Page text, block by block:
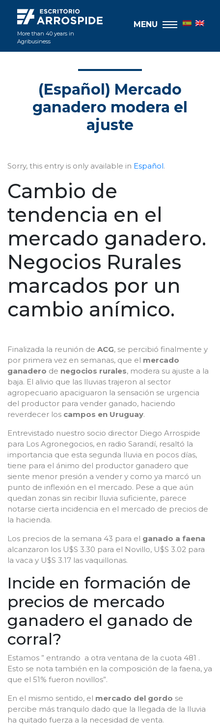
More than 40 years in
Agribusiness
MENU
(Español) Mercado
ganadero modera el
ajuste
Sorry, this entry is only available in Español.
Cambio de
tendencia en el
mercado ganadero.
Negocios Rurales
marcados por un
cambio anímico.
Finalizada la reunión de ACG, se percibió finalmente y
por primera vez en semanas, que el mercado
ganadero de negocios rurales, modera su ajuste a la
baja. El alivio que las lluvias trajeron al sector
agropecuario apaciguaron la sensación se urgencia
del productor para vender ganado, haciendo
reverdecer los campos en Uruguay.
Entrevistado nuestro socio director Diego Arrospide
para Los Agronegocios, en radio Sarandí, resaltó la
importancia que esta segunda lluvia en pocos días,
tiene para el ánimo del productor ganadero que
siente menor presión a vender y como ya marcó un
punto de inflexión en el mercado. Pese a que aún
quedan zonas sin recibir lluvia suficiente, parece
notarse cierta incidencia en el mercado de precios de
la hacienda.
Los precios de la semana 43 para el ganado a faena
alcanzaron los U$S 3.30 para el Novillo, U$S 3.02 para
la vaca y U$S 3.17 las vaquillonas.
Incide en formación de
precios de mercado
ganadero el ganado de
corral?
Estamos ” entrando a otra ventana de la cuota 481 .
Esto se nota también en la composición de la faena, ya
que el 51% fueron novillos”.
En el mismo sentido, el mercado del gordo se
percibe más tranquilo dado que la llegada de la lluvia
ha quitado fuerza a la necesidad de venta.